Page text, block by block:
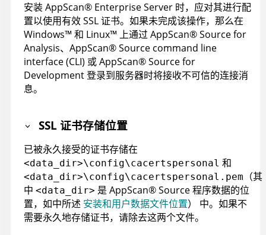
安装AppScan® Enterprise Server 时，应对其进行配
置以使用有效 SSL 证书。如果未完成该操作，那么在
Windows™ 和 Linux™ 上通过AppScan®Source for
Analysis、 AppScan®Source command line
interface (CLI) 或AppScan®Source for
Development登录到服务器时将接收不可信的连接消
息。
SSL 证书存储位置
已被永久接受的证书存储在
<data_dir>\config\cacertspersonal 和
<data_dir>\config\cacertspersonal.pem
（其
中 <data_dir> 是 AppScan®Source程序数据的位
置，如中所述 安装和用户数据文件位置）
中。如果不
需要永久地存储证书，请除去这两个文件。